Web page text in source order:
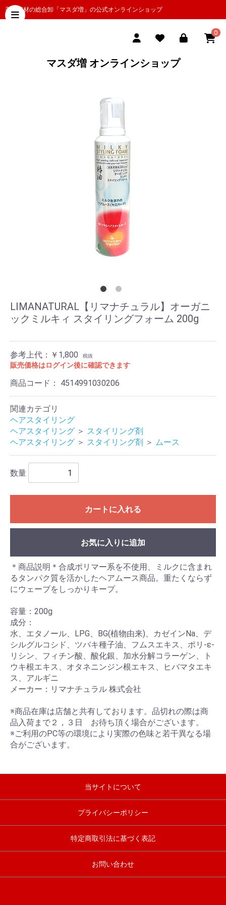
美容商材の総合卸「マスダ増」の公式オンラインショップ
0
マスダ増 オンラインショップ
LIMANATURAL【リマナチュラル】オーガニ
ックミルキィ スタイリングフォーム 200g
参考上代：￥1,800 税抜
販売価格はログイン後に確認できます
商品コード： 4514991030206
関連カテゴリ
ヘアスタイリング
ヘアスタイリング ＞ スタイリング剤
ヘアスタイリング ＞ スタイリング剤 ＞ ムース
数量
カートに入れる
お気に入りに追加
＊商品説明＊合成ポリマー系を不使用、ミルクに含まれ
るタンパク質を活かしたヘアムース商品。重たくならず
にウェーブをしっかりキープ。
容量：200g
成分：
水、エタノール、LPG、BG(植物由来)、カゼインNa、デ
シルグルコシド、ツバキ種子油、フムスエキス、ポリ-ε-
リシン、フィチン酸、酸化銀、加水分解コラーゲン、ト
ウキ根エキス、オタネニンジン根エキス、ヒバマタエキ
ス、アルギニ
メーカー：リマナチュラル 株式会社
※商品在庫は店舗と共有しております。品切れの際は商
品入荷まで２，３日 お待ち頂く場合がございます。
※ご利用のPC等の環境により実際の色味と若干異なる場
合がございます。
当サイトについて
プライバシーポリシー
特定商取引法に基づく表記
お問い合わせ